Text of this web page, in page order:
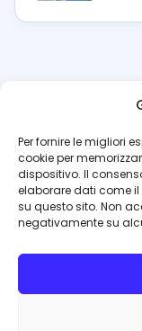
Per fornire le migliori
cookie per
dispositivo. Il
elaborare dati come
su questo sito. Non
negativamente su
azzur
Il blog di riferimento
pagelle e
al Tribunale di Napoli
Perillo
INFO
Contattaci